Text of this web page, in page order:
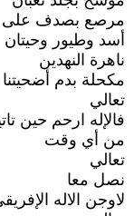
مرصع بصدف
أسد وطيور وحيتان
ناهرة النهدين
مكحلة بدم أضحيتنا
تعالي
فالإله ارحم حين
من أي وقت
تعالي
نصل معا
لاوجن الاله